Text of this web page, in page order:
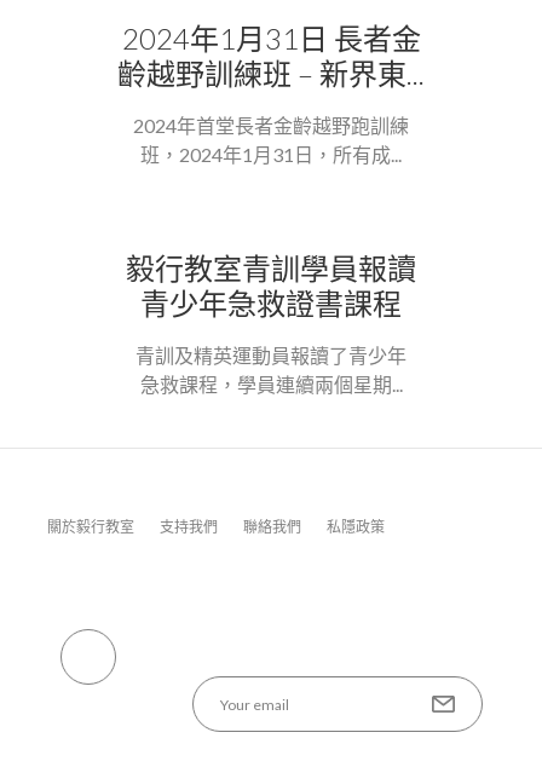
2024年1月31日 長者金
齡越野訓練班 – 新界東...
2024年首堂長者金齡越野跑訓練
班，2024年1月31日，所有成...
毅行教室青訓學員報讀
青少年急救證書課程
青訓及精英運動員報讀了青少年
急救課程，學員連續兩個星期...
關於毅行教室 支持我們 聯絡我們 私隱政策